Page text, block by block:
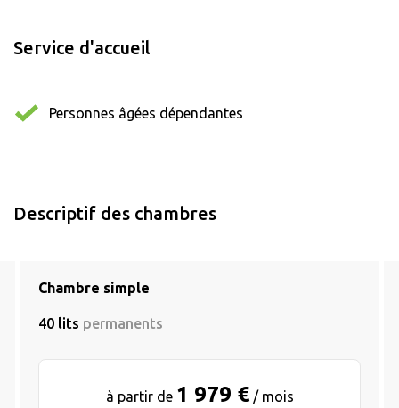
Service d'accueil
Personnes âgées dépendantes
Descriptif des chambres
Chambre simple
40 lits permanents
à partir de 1 979 €/ mois